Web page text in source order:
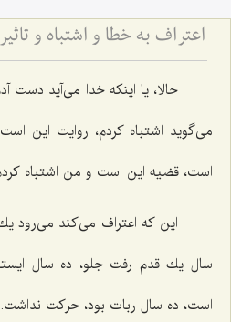
اعتراف به خطا و اشتباه و
حالا، یا اینكه خدا می‌آید دست
می‌گوید اشتباه كردم، روایت این
است، قضیه این است و من اشتباه
این كه اعتراف می‌كند می‌رود یك
سال یك قدم رفت جلو، ده سال
است، ده سال ربات بود، حركت نداشت.